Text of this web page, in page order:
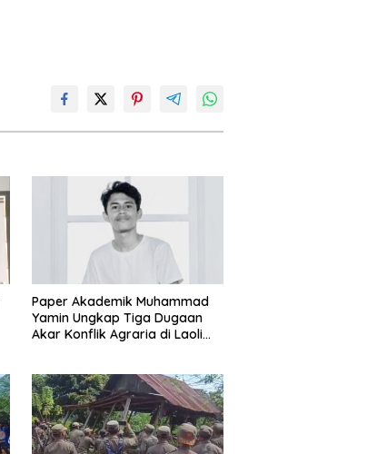
Paper Akademik Muhammad
Yamin Ungkap Tiga Dugaan
Akar Konflik Agraria di Laoli